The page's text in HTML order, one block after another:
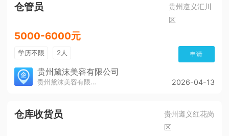
仓管员
贵州遵义汇川
区
5000-6000元
学历不限 2人 申请
贵州黛沫美容有限公司
贵州黛沫美容有限公司 2026-04-13
仓库收货员
贵州遵义红花岗
区